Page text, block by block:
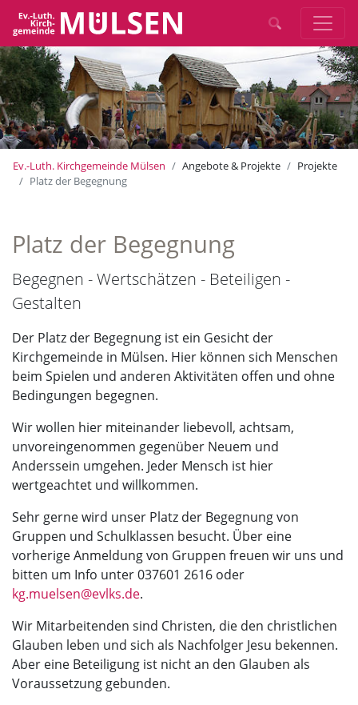
Ev.-Luth. Kirchgemeinde Mülsen Angebote & Projekte
Projekte
Platz der Begegnung
Platz der Begegnung
Begegnen - Wertschätzen - Beteiligen -
Gestalten
Der Platz der Begegnung ist ein Gesicht der
Kirchgemeinde in Mülsen. Hier können sich Menschen
beim Spielen und anderen Aktivitäten offen und ohne
Bedingungen begegnen.
Wir wollen hier miteinander liebevoll, achtsam,
unvoreingenommen gegenüber Neuem und
Anderssein umgehen. Jeder Mensch ist hier
wertgeachtet und willkommen.
Sehr gerne wird unser Platz der Begegnung von
Gruppen und Schulklassen besucht. Über eine
vorherige Anmeldung von Gruppen freuen wir uns und
bitten um Info unter 037601 2616 oder
kg.muelsen@evlks.de.
Wir Mitarbeitenden sind Christen, die den christlichen
Glauben leben und sich als Nachfolger Jesu bekennen.
Aber eine Beteiligung ist nicht an den Glauben als
Voraussetzung gebunden.